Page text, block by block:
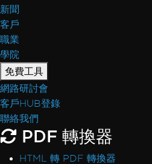
新聞
客戶
職業
學院
免費工具
網路研討會
客戶HUB登錄
聯絡我們
PDF 轉換器
HTML 轉 PDF 轉換器